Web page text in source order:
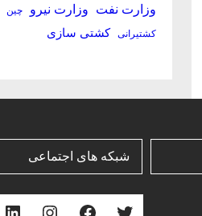
وزارت نفت وزارت نیرو چین
کشتیرانی کشتی سازی
شبکه های اجتماعی